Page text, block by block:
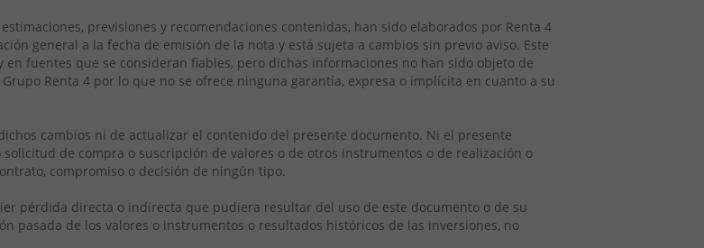
previsiones y recomendaciones contenidas, han sido elaborados por Renta 4
general a la fecha de emisión de la nota y está sujeta a cambios sin previo aviso. Este
fuentes que se consideran fiables, pero dichas informaciones no han sido objeto de
Renta 4 por lo que no se ofrece ninguna garantía, expresa o implícita en cuanto a su
cambios ni de actualizar el contenido del presente documento. Ni el presente
de compra o suscripción de valores o de otros instrumentos o de realización o
compromiso o decisión de ningún tipo.
pérdida directa o indirecta que pudiera resultar del uso de este documento o de su
pasada de los valores o instrumentos o resultados históricos de las inversiones, no